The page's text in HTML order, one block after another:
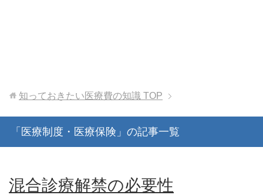
知っておきたい医療費の知識 TOP
「医療制度・医療保険」の記事一覧
混合診療解禁の必要性